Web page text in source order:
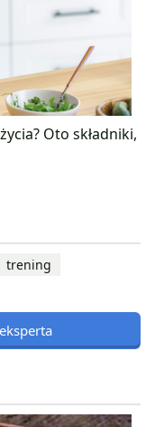
Oto składniki,
trening